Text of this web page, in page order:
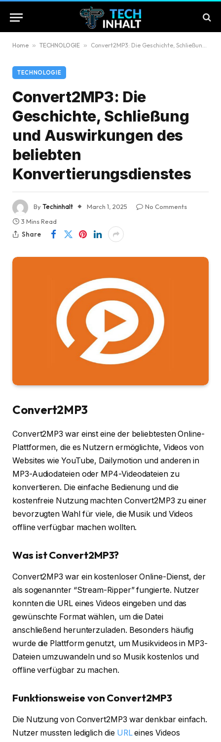
Home » TECHNOLOGIE » Convert2MP3: Die Geschichte, Schließung und Auswirkungen des beliebten Konvertierungsdienstes
TECHNOLOGIE
Convert2MP3: Die
Geschichte, Schließung
und Auswirkungen des
beliebten
Konvertierungsdienstes
ByTechinhalt March 1, 2025
No Comments
3 Mins Read
Share
Convert2MP3
Convert2MP3 war einst eine der beliebtesten Online-
Plattformen, die es Nutzern ermöglichte, Videos von
Websites wie YouTube, Dailymotion und anderen in
MP3-Audiodateien oder MP4-Videodateien zu
konvertieren. Die einfache Bedienung und die
kostenfreie Nutzung machten Convert2MP3 zu einer
bevorzugten Wahl für viele, die Musik und Videos
offline verfügbar machen wollten.
Was ist Convert2MP3?
Convert2MP3 war ein kostenloser Online-Dienst, der
als sogenannter “Stream-Ripper” fungierte. Nutzer
konnten die URL eines Videos eingeben und das
gewünschte Format wählen, um die Datei
anschließend herunterzuladen. Besonders häufig
wurde die Plattform genutzt, um Musikvideos in MP3-
Dateien umzuwandeln und so Musik kostenlos und
offline verfügbar zu machen.
Funktionsweise von Convert2MP3
Die Nutzung von Convert2MP3 war denkbar einfach.
Nutzer mussten lediglich die URLeines Videos